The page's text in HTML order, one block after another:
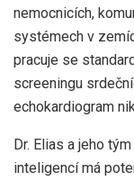
nemocnicích,
systémech v
pracuje se
screeningu
echokardiogram
Dr. Elias a jeho
inteligencí má